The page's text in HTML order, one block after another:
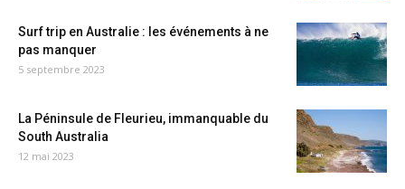
Surf trip en Australie : les événements à ne
pas manquer
5 septembre 2023
La Péninsule de Fleurieu, immanquable du
South Australia
12 mai 2023